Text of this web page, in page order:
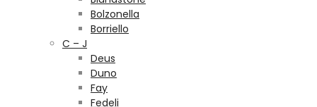
Bolzonella
Borriello
C – J
Deus
Duno
Fay
Fedeli